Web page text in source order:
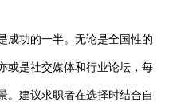
功的一半。无论是全国性的
或是社交媒体和行业论坛，每
。建议求职者在选择时结合自